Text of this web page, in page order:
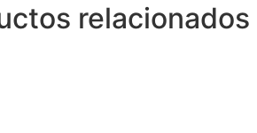
relacionados